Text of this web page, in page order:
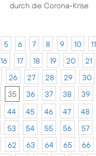
durch die Corona-Krise.
5 6 7 8 9 10 11
16 17 18 19 20 21
26 27 28 29 30
35 36 37 38 39
44 45 46 47 48
53 54 55 56 57
62 63 64 65 66